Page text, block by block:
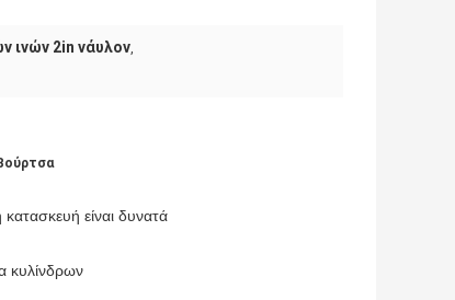
ινών 2in νάυλον,
είναι δυνατά
κυλίνδρων